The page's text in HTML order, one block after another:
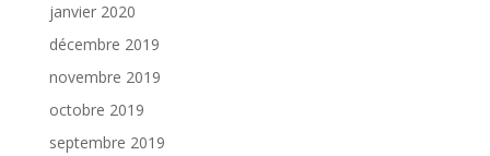
janvier 2020
décembre 2019
novembre 2019
octobre 2019
septembre 2019